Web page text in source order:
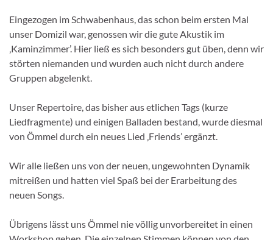
Eingezogen im Schwabenhaus, das schon beim ersten Mal
unser Domizil war, genossen wir die gute Akustik im
‚Kaminzimmer’. Hier ließ es sich besonders gut üben, denn wir
störten niemanden und wurden auch nicht durch andere
Gruppen abgelenkt.
Unser Repertoire, das bisher aus etlichen Tags (kurze
Liedfragmente) und einigen Balladen bestand, wurde diesmal
von Ömmel durch ein neues Lied ‚Friends’ ergänzt.
Wir alle ließen uns von der neuen, ungewohnten Dynamik
mitreißen und hatten viel Spaß bei der Erarbeitung des
neuen Songs.
Übrigens lässt uns Ömmel nie völlig unvorbereitet in einen